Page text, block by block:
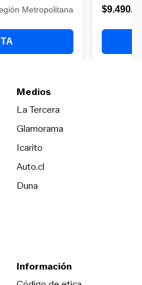
Medios
La Tercera
Glamorama
Icarito
Auto.cl
Duna
Información